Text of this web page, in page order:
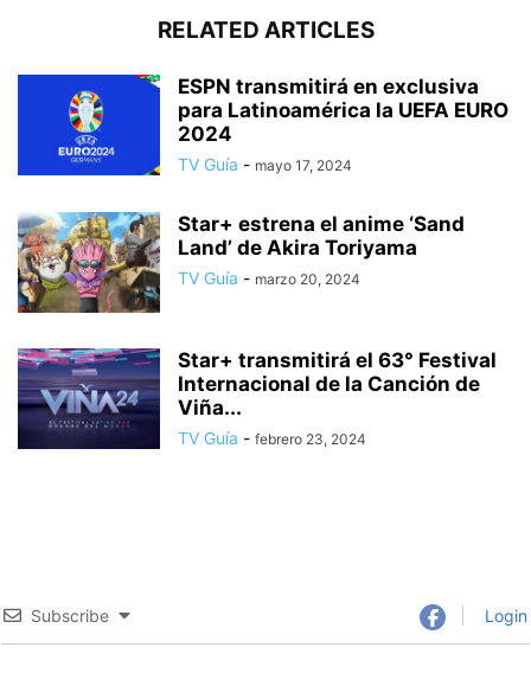
RELATED ARTICLES
ESPN transmitirá en exclusiva
para Latinoamérica la UEFA EURO
2024
TV Guía - mayo 17, 2024
Star+ estrena el anime ‘Sand
Land’ de Akira Toriyama
TV Guía - marzo 20, 2024
Star+ transmitirá el 63° Festival
Internacional de la Canción de
Viña...
TV Guía - febrero 23, 2024
Subscribe Login